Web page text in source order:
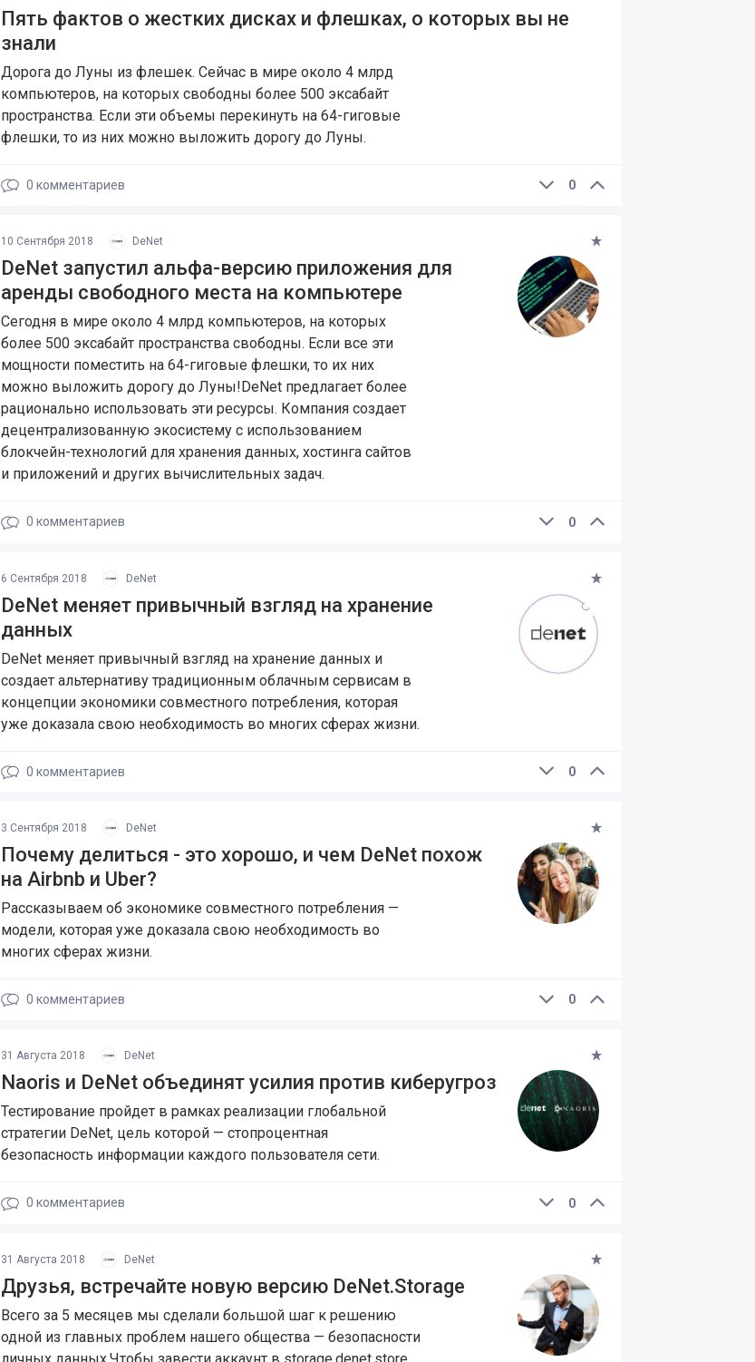
Пять фактов о жестких дисках и флешках, о которых вы не
знали
Дорога до Луны из флешек. Сейчас в мире около 4 млрд
компьютеров, на которых свободны более 500 эксабайт
пространства. Если эти объемы перекинуть на 64-гиговые
флешки, то из них можно выложить дорогу до Луны.
0
0 комментариев
10 Сентября 2018 DeNet
DeNet запустил альфа-версию приложения для
аренды свободного места на компьютере
Сегодня в мире около 4 млрд компьютеров, на которых
более 500 эксабайт пространства свободны. Если все эти
мощности поместить на 64-гиговые флешки, то их них
можно выложить дорогу до Луны!DeNet предлагает более
рационально использовать эти ресурсы. Компания создает
децентрализованную экосистему с использованием
блокчейн-технологий для хранения данных, хостинга сайтов
и приложений и других вычислительных задач.
0
0 комментариев
6 Сентября 2018 DeNet
DeNet меняет привычный взгляд на хранение
данных
DeNet меняет привычный взгляд на хранение данных и
создает альтернативу традиционным облачным сервисам в
концепции экономики совместного потребления, которая
уже доказала свою необходимость во многих сферах жизни.
0
0 комментариев
3 Сентября 2018 DeNet
Почему делиться - это хорошо, и чем DeNet похож
на Airbnb и Uber?
Рассказываем об экономике совместного потребления —
модели, которая уже доказала свою необходимость во
многих сферах жизни.
0
0 комментариев
31 Августа 2018 DeNet
Naoris и DeNet объединят усилия против киберугроз
Тестирование пройдет в рамках реализации глобальной
стратегии DeNet, цель которой — стопроцентная
безопасность информации каждого пользователя сети.
0
0 комментариев
31 Августа 2018 DeNet
Друзья, встречайте новую версию DeNet.Storage
Всего за 5 месяцев мы сделали большой шаг к решению
одной из главных проблем нашего общества — безопасности
личных данных.Чтобы завести аккаунт в storage.denet.store,